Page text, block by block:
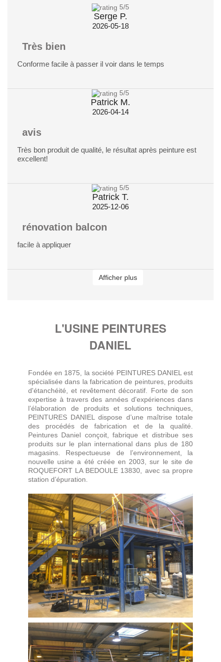
5/5
Serge P.
2026-05-18
Très bien
Conforme facile à passer il voir dans le temps
5/5
Patrick M.
2026-04-14
avis
Très bon produit de qualité, le résultat après peinture est
excellent!
5/5
Patrick T.
2025-12-06
rénovation balcon
facile à appliquer
Afficher plus
L'USINE PEINTURES
DANIEL
Fondée en 1875, la société PEINTURES DANIEL est
spécialisée dans la fabrication de peintures, produits
d'étanchéité, et revêtement décoratif. Forte de son
expertise à travers des années d'expériences dans
l’élaboration de produits et solutions techniques,
PEINTURES DANIEL dispose d’une maîtrise totale
des procédés de fabrication et de la qualité.
Peintures Daniel conçoit, fabrique et distribue ses
produits sur le plan international dans plus de 180
magasins. Respectueuse de l’environnement, la
nouvelle usine a été créée en 2003, sur le site de
ROQUEFORT LA BEDOULE 13830, avec sa propre
station d’épuration.